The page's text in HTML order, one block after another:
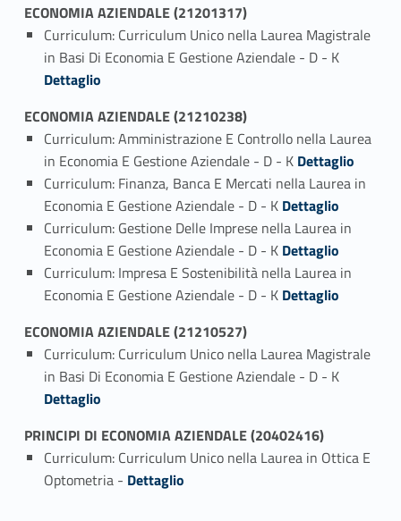
ECONOMIA AZIENDALE (21201317)
Curriculum: Curriculum Unico nella Laurea Magistrale
in Basi Di Economia E Gestione Aziendale - D - KLink identifier #identifier_person_196711-1
Dettaglio
ECONOMIA AZIENDALE (21210238)
Curriculum: Amministrazione E Controllo nella Laurea
in Economia E Gestione Aziendale - D - K Link identifier #identifier_person_32801-1
Dettaglio
Curriculum: Finanza, Banca E Mercati nella Laurea in
Economia E Gestione Aziendale - D - K Link identifier #identifier_person_67914-2
Dettaglio
Curriculum: Gestione Delle Imprese nella Laurea in
Economia E Gestione Aziendale - D - K Link identifier #identifier_person_116528-3
Dettaglio
Curriculum: Impresa E Sostenibilità nella Laurea in
Economia E Gestione Aziendale - D - K Link identifier #identifier_person_108999-4
Dettaglio
ECONOMIA AZIENDALE (21210527)
Curriculum: Curriculum Unico nella Laurea Magistrale
in Basi Di Economia E Gestione Aziendale - D - KLink identifier #identifier_person_25543-1
Dettaglio
PRINCIPI DI ECONOMIA AZIENDALE (20402416)
Curriculum: Curriculum Unico nella Laurea in Ottica E
Optometria - Link identifier #identifier_person_131576-1
Dettaglio